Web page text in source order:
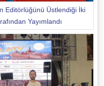
Editörlüğünü Üstlendiği İki
Yayımlandı